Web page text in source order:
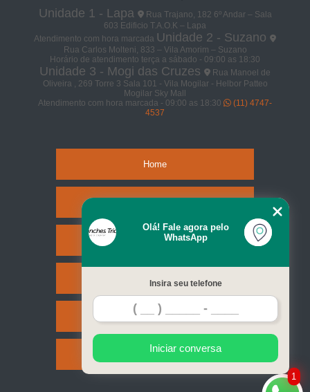
Unidade 1 - Lapa
Rua Trajano, 182 6º Andar – Sala
603 Edificio T.A.O.K – Lapa
Atendimento com hora marcada Unidade 2 - Suzano
Rua Carlos Molteni, 833 – Vila Amorim – Suzano
Horário de atendimento terça a sábado - 09:00 as 18:30
Unidade 3 - Mogi das Cruzes
Rua Manoel de
Oliveira , 269 Torre 3 Sala 101 - Vila Mogilar - Helbor Patteo
Mogilar Sky Mall
Atendimento com hora marcada - 09:00 as 18:30
(11) 4747-
4537
Home
Missão
Serviços
Contato
Mapa do site
1
Olá! Fale agora pelo
WhatsApp
Insira seu telefone
Iniciar conversa